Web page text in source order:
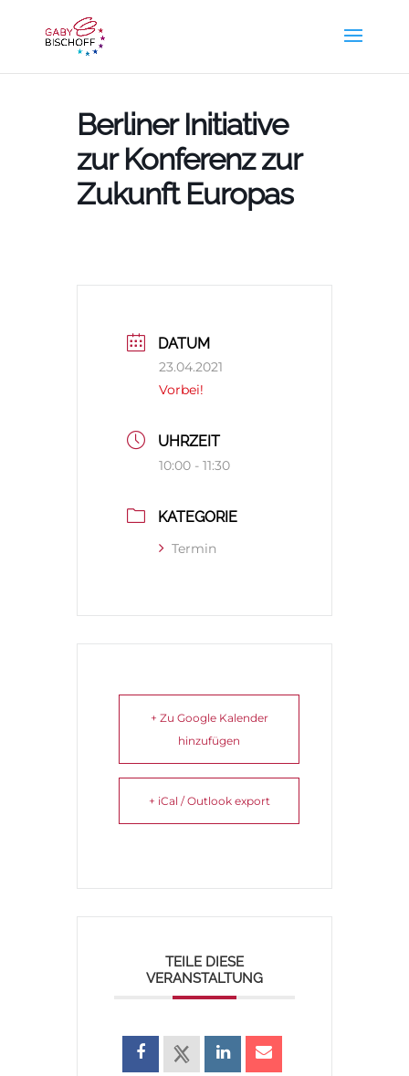
Berliner Initiative
zur Konferenz zur
Zukunft Europas
DATUM
23.04.2021
Vorbei!
UHRZEIT
10:00 - 11:30
KATEGORIE
Termin
+ Zu Google Kalender
hinzufügen
+ iCal / Outlook export
TEILE DIESE
VERANSTALTUNG